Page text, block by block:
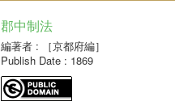
郡中制法
編著者: ［京都府編］
Publish Date: 1869